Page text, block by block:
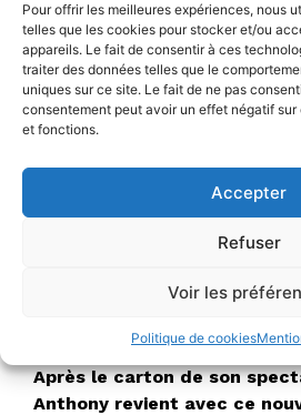
Pour offrir les meilleures expériences, nous
telles que les cookies pour stocker et/ou
appareils. Le fait de consentir à ces
traiter des données telles que le
uniques sur ce site. Le fait de ne pas
consentement peut avoir un effet négatif
et fonctions.
Accepter
Refuser
Voir les
Politique de cookies
Durée :
Le vendredi 10 juillet
mercredi 15 juillet à
lundi 20 juillet à
Anthony
À quel moment ça a
Après le carton de son
Anthony revient avec ce